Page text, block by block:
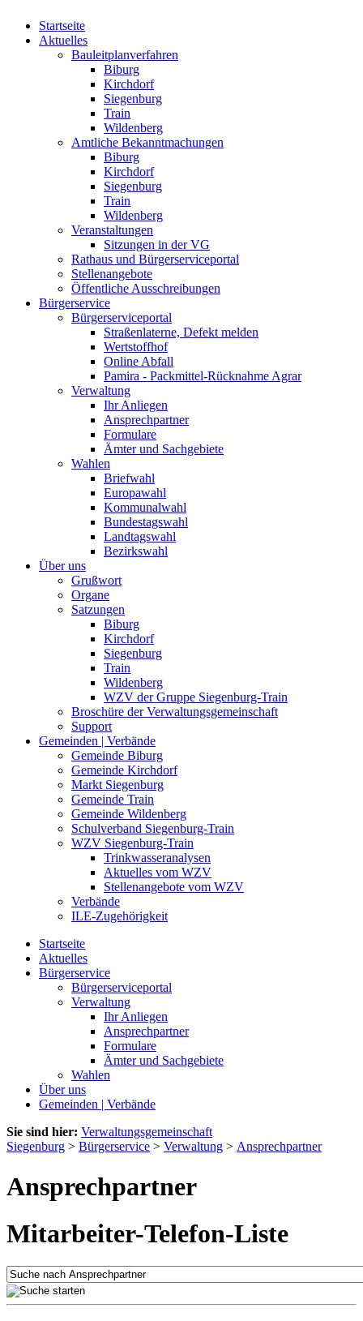
Startseite
Aktuelles
Bauleitplanverfahren
Biburg
Kirchdorf
Siegenburg
Train
Wildenberg
Amtliche Bekanntmachungen
Biburg
Kirchdorf
Siegenburg
Train
Wildenberg
Veranstaltungen
Sitzungen in der VG
Rathaus und Bürgerserviceportal
Stellenangebote
Öffentliche Ausschreibungen
Bürgerservice
Bürgerserviceportal
Straßenlaterne, Defekt melden
Wertstoffhof
Online Abfall
Pamira - Packmittel-Rücknahme Agrar
Verwaltung
Ihr Anliegen
Ansprechpartner
Formulare
Ämter und Sachgebiete
Wahlen
Briefwahl
Europawahl
Kommunalwahl
Bundestagswahl
Landtagswahl
Bezirkswahl
Über uns
Grußwort
Organe
Satzungen
Biburg
Kirchdorf
Siegenburg
Train
Wildenberg
WZV der Gruppe Siegenburg-Train
Broschüre der Verwaltungsgemeinschaft
Support
Gemeinden | Verbände
Gemeinde Biburg
Gemeinde Kirchdorf
Markt Siegenburg
Gemeinde Train
Gemeinde Wildenberg
Schulverband Siegenburg-Train
WZV Siegenburg-Train
Trinkwasseranalysen
Aktuelles vom WZV
Stellenangebote vom WZV
Verbände
ILE-Zugehörigkeit
Startseite
Aktuelles
Bürgerservice
Bürgerserviceportal
Verwaltung
Ihr Anliegen
Ansprechpartner
Formulare
Ämter und Sachgebiete
Wahlen
Über uns
Gemeinden | Verbände
Sie sind hier: Verwaltungsgemeinschaft
Siegenburg > Bürgerservice > Verwaltung > Ansprechpartner
Ansprechpartner
Mitarbeiter-Telefon-Liste